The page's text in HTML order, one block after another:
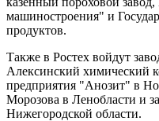
машиностроения" и
продуктов.
Также в Ростех войдут
Алексинский химический
предприятия "Анозит" в
Морозова в Ленобласти и
Нижегородской области.